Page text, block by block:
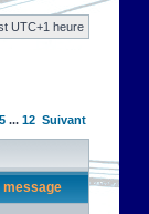
UTC+1 heure
5 ... 12 Suivant
message